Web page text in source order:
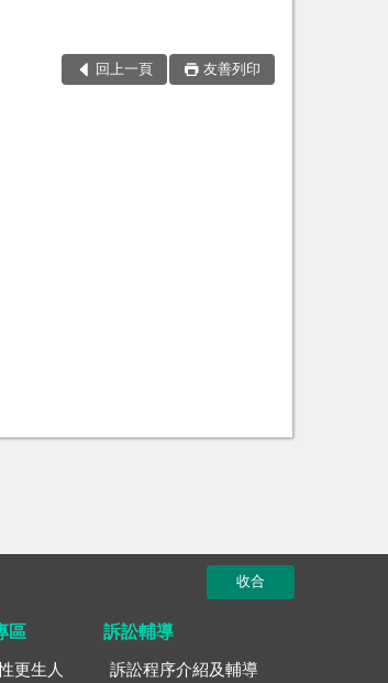
回上一頁 友善列印
收合
區
更生人
訴訟輔導
訴訟程序介紹及輔導